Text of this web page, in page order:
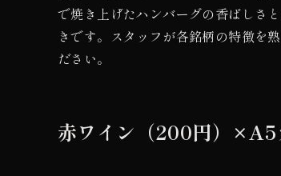
で焼き上げたハンバーグの香ばしさ
きです。スタッフが各銘柄の特徴を
ださい。
赤ワイン（200円）×A5